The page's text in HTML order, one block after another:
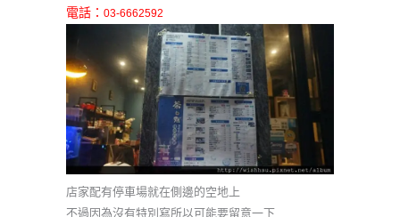
電話 ： 03-6662592
店家配有停車場就在側邊的空地上
不過因為沒有特別寫所以可能要留意一下